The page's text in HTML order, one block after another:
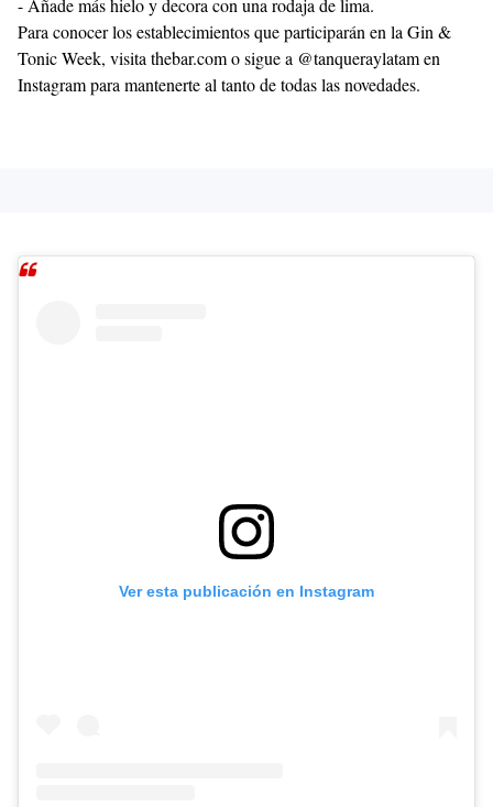
- Añade más hielo y decora con una rodaja de lima.
Para conocer los establecimientos que participarán en la Gin &
Tonic Week, visita thebar.com o sigue a @tanqueraylatam en
Instagram para mantenerte al tanto de todas las novedades.
Ver esta publicación en Instagram